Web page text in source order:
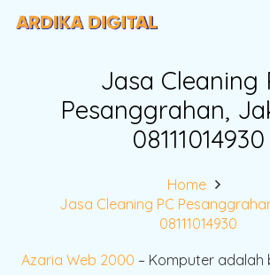
Jasa Cleaning
Pesanggrahan,
08111014930
Home
Jasa Cleaning PC
08111014930
Azaria Web 2000 – Komputer adalah